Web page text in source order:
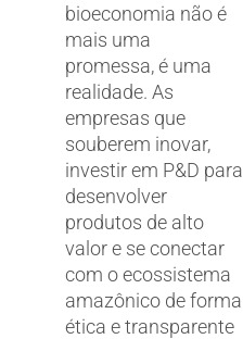
bioeconomia não é
mais uma
promessa, é uma
realidade. As
empresas que
souberem inovar,
investir em P&D para
desenvolver
produtos de alto
valor e se conectar
com o ecossistema
amazônico de forma
ética e transparente